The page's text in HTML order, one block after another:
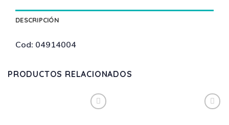
DESCRIPCIÓN
Cod: 04914004
PRODUCTOS RELACIONADOS